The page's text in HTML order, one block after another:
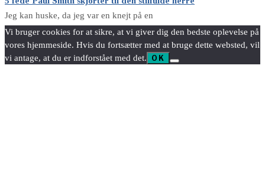
Jeg kan huske, da jeg var en knejt på en
Vi bruger cookies for at sikre, at vi giver dig den bedste oplevelse på
vores hjemmeside. Hvis du fortsætter med at bruge dette websted, vil
vi antage, at du er indforstået med det.
OK